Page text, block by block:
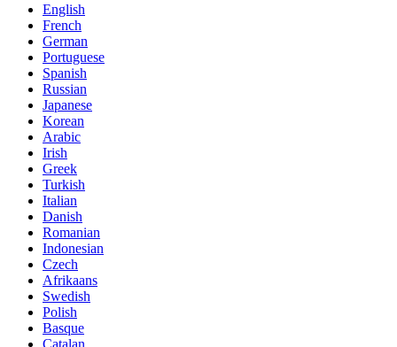
English
French
German
Portuguese
Spanish
Russian
Japanese
Korean
Arabic
Irish
Greek
Turkish
Italian
Danish
Romanian
Indonesian
Czech
Afrikaans
Swedish
Polish
Basque
Catalan